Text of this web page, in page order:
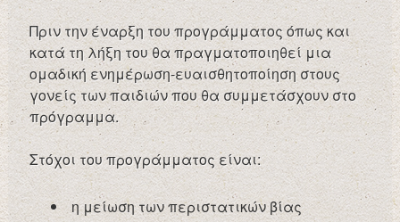
Πριν την έναρξη του προγράμματος όπως και
κατά τη λήξη του θα πραγματοποιηθεί μια
ομαδική ενημέρωση-ευαισθητοποίηση στους
γονείς των παιδιών που θα συμμετάσχουν στο
πρόγραμμα.
Στόχοι του προγράμματος είναι:
η μείωση των περιστατικών βίας